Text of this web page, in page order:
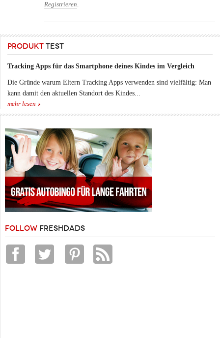
Registrieren
PRODUKT TEST
Tracking Apps für das Smartphone deines Kindes im Vergleich
Die Gründe warum Eltern Tracking Apps verwenden sind vielfältig: Man
kann damit den aktuellen Standort des Kindes...
mehr lesen
FOLLOW FRESHDADS